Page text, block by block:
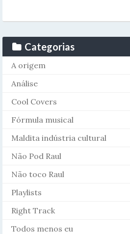
Categorias
A origem
Análise
Cool Covers
Fórmula musical
Maldita indústria cultural
Não Pod Raul
Não toco Raul
Playlists
Right Track
Todos menos eu